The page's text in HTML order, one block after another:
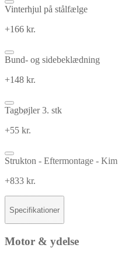
Vinterhjul på stålfælge
+166 kr.
Bund- og sidebeklædning
+148 kr.
Tagbøjler 3. stk
+55 kr.
Strukton - Eftermontage - Kim
+833 kr.
Specifikationer
Motor & ydelse